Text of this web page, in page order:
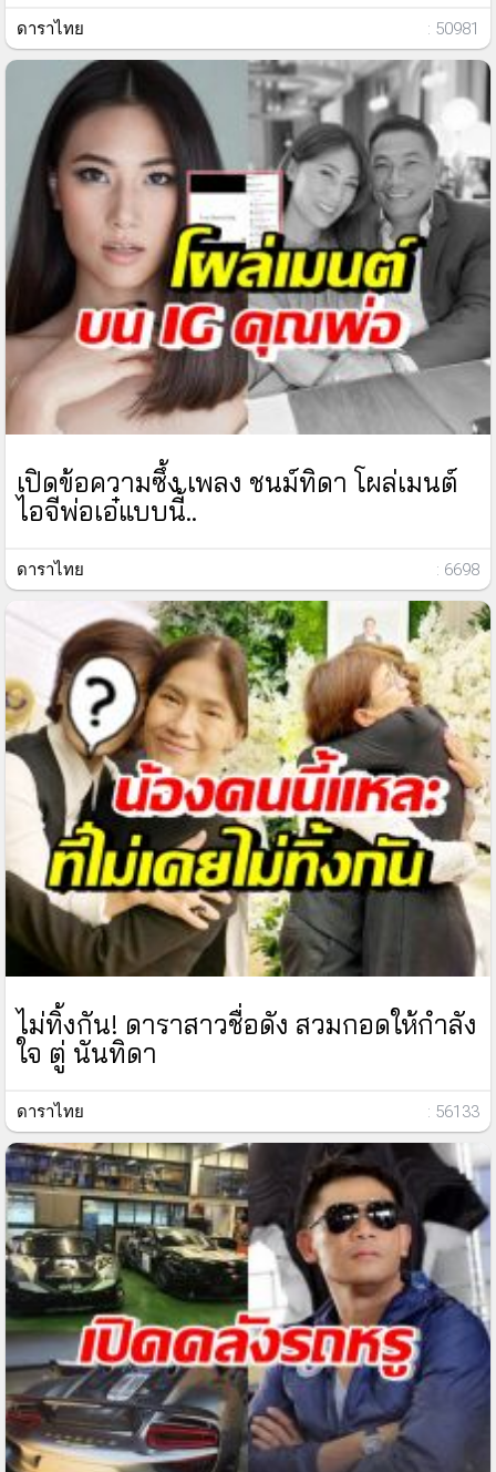
ดาราไทย : 50981
เปิดข้อความซึ้ง เพลง ชนม์ทิดา โผล่เมนต์
ไอจีพ่อเอ๋แบบนี้..
ดาราไทย : 6698
ไม่ทิ้งกัน! ดาราสาวชื่อดัง สวมกอดให้กำลัง
ใจ ตู่ นันทิดา
ดาราไทย : 56133